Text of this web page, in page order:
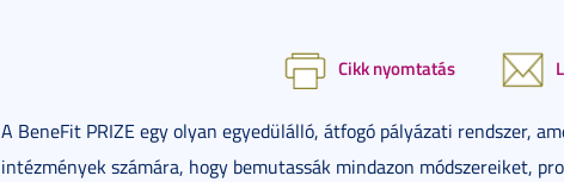
Cikk nyomtatás
A BeneFit PRIZE egy olyan egyedülálló, átfogó pályázati rendszer,
intézmények számára, hogy bemutassák mindazon módszereiket,